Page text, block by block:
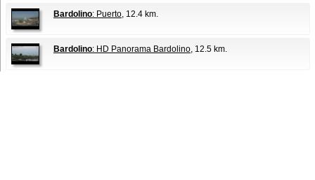
Bardolino: Puerto, 12.4 km.
Bardolino: HD Panorama Bardolino, 12.5 km.